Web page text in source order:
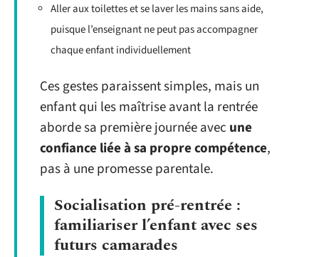
Aller aux toilettes et se laver les mains sans aide,
puisque l’enseignant ne peut pas accompagner
chaque enfant individuellement
Ces gestes paraissent simples, mais un
enfant qui les maîtrise avant la rentrée
aborde sa première journée avec une
confiance liée à sa propre compétence,
pas à une promesse parentale.
Socialisation pré-rentrée :
familiariser l’enfant avec ses
futurs camarades